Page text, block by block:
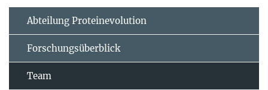
Abteilung Proteinevolution
Forschungsüberblick
Team